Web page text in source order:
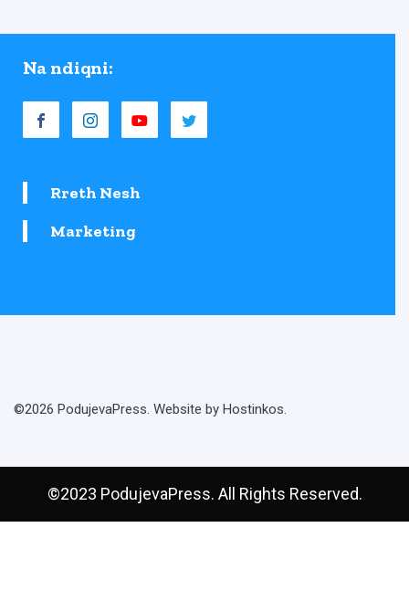
Na ndiqni:
Rreth Nesh
Marketing
©2026 PodujevaPress. Website by Hostinkos.
©2023 PodujevaPress. All Rights Reserved.